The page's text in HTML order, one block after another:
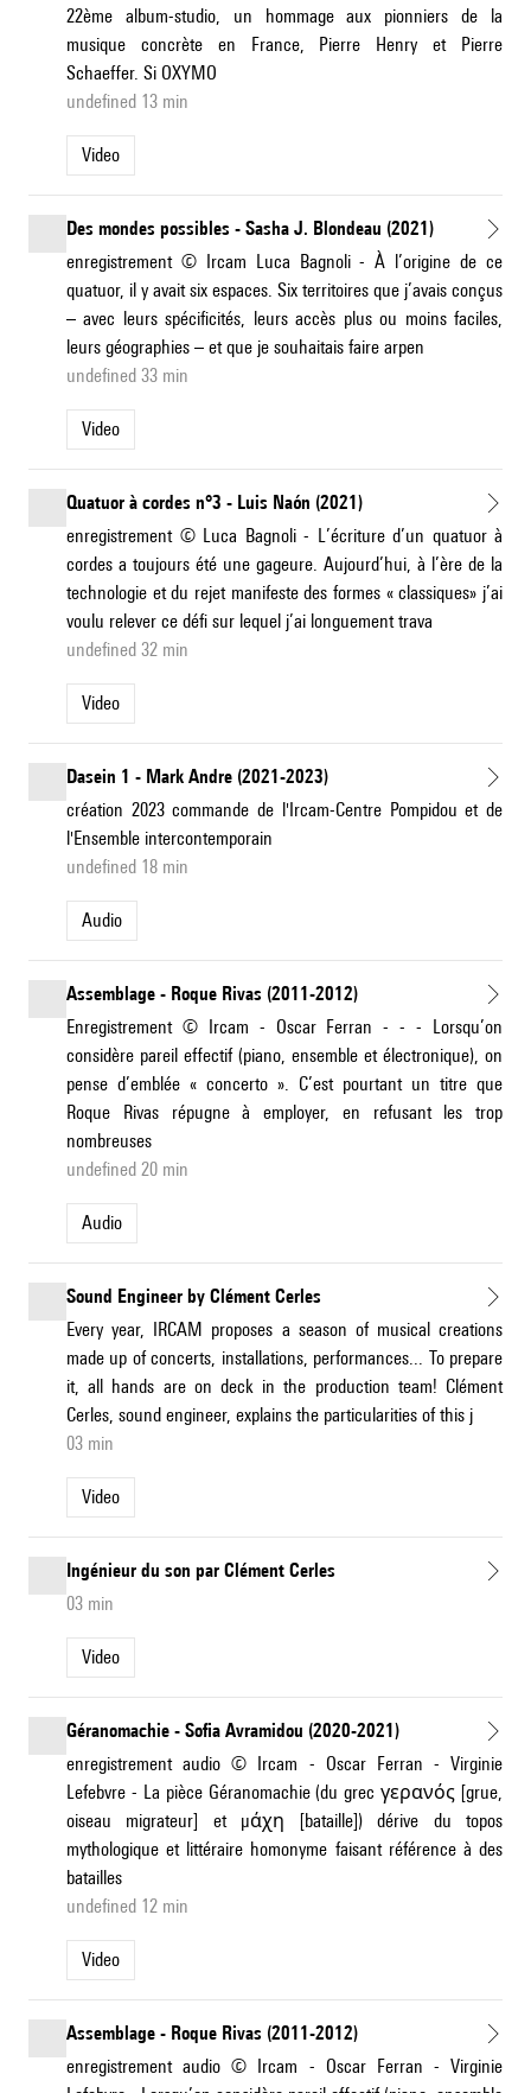
22ème album-studio, un hommage aux pionniers de la
musique concrète en France, Pierre Henry et Pierre
Schaeffer. Si OXYMO
undefined 13 min
Video
Des mondes possibles - Sasha J. Blondeau (2021)
enregistrement © Ircam Luca Bagnoli - À l’origine de ce
quatuor, il y avait six espaces. Six territoires que j’avais conçus
– avec leurs spécificités, leurs accès plus ou moins faciles,
leurs géographies – et que je souhaitais faire arpen
undefined 33 min
Video
Quatuor à cordes n°3 - Luis Naón (2021)
enregistrement © Luca Bagnoli - L’écriture d’un quatuor à
cordes a toujours été une gageure. Aujourd’hui, à l’ère de la
technologie et du rejet manifeste des formes « classiques» j’ai
voulu relever ce défi sur lequel j’ai longuement trava
undefined 32 min
Video
Dasein 1 - Mark Andre (2021-2023)
création 2023 commande de l'Ircam-Centre Pompidou et de
l'Ensemble intercontemporain
undefined 18 min
Audio
Assemblage - Roque Rivas (2011-2012)
Enregistrement © Ircam - Oscar Ferran - - - Lorsqu’on
considère pareil effectif (piano, ensemble et électronique), on
pense d’emblée « concerto ». C’est pourtant un titre que
Roque Rivas répugne à employer, en refusant les trop
nombreuses
undefined 20 min
Audio
Sound Engineer by Clément Cerles
Every year, IRCAM proposes a season of musical creations
made up of concerts, installations, performances... To prepare
it, all hands are on deck in the production team! Clément
Cerles, sound engineer, explains the particularities of this j
03 min
Video
Ingénieur du son par Clément Cerles
03 min
Video
Géranomachie - Sofia Avramidou (2020-2021)
enregistrement audio © Ircam - Oscar Ferran - Virginie
Lefebvre - La pièce Géranomachie (du grec γερανός [grue,
oiseau migrateur] et μάχη [bataille]) dérive du topos
mythologique et littéraire homonyme faisant référence à des
batailles
undefined 12 min
Video
Assemblage - Roque Rivas (2011-2012)
enregistrement audio © Ircam - Oscar Ferran - Virginie